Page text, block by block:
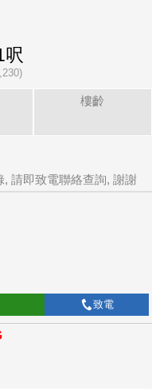
呎
樓齡
請即致電聯絡查詢, 謝謝
致電